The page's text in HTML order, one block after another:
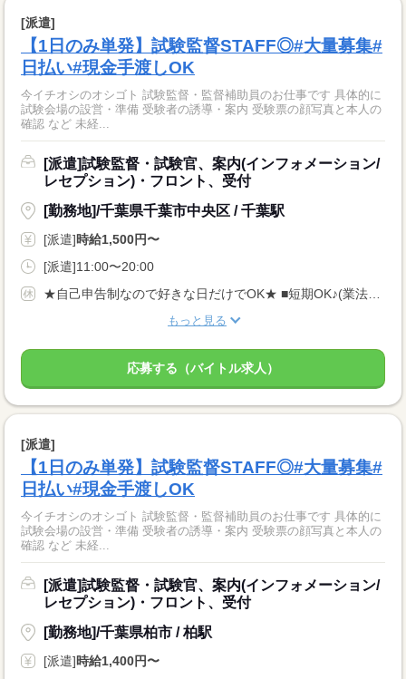
[派遣]
【1日のみ単発】試験監督STAFF◎#大量募集#
日払い#現金手渡しOK
今イチオシのオシゴト 試験監督・監督補助員のお仕事です 具体的に
試験会場の設営・準備 受験者の誘導・案内 受験票の顔写真と本人の
確認 など 未経...
[派遣]試験監督・試験官、案内(インフォメーション/
レセプション)・フロント、受付
[勤務地]/千葉県千葉市中央区 / 千葉駅
[派遣]時給1,500円〜
[派遣]11:00〜20:00
もっと見る
応募する（バイトル求人）
[派遣]
【1日のみ単発】試験監督STAFF◎#大量募集#
日払い#現金手渡しOK
今イチオシのオシゴト 試験監督・監督補助員のお仕事です 具体的に
試験会場の設営・準備 受験者の誘導・案内 受験票の顔写真と本人の
確認 など 未経...
[派遣]試験監督・試験官、案内(インフォメーション/
レセプション)・フロント、受付
[勤務地]/千葉県柏市 / 柏駅
[派遣]時給1,400円〜